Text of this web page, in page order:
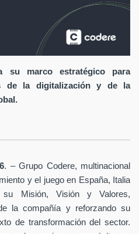
su marco estratégico para
de la digitalización y de la
. – Grupo Codere, multinacional
y el juego en España, Italia
su Misión, Visión y Valores,
la compañía y reforzando su
de transformación del sector.